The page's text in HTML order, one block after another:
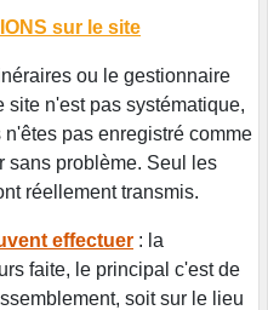
sur le site
ou le gestionnaire
n'est pas systématique,
pas enregistré comme
sans problème. Seul les
réellement transmis.
effectuer : la
faite, le principal c'est de
soit sur le lieu